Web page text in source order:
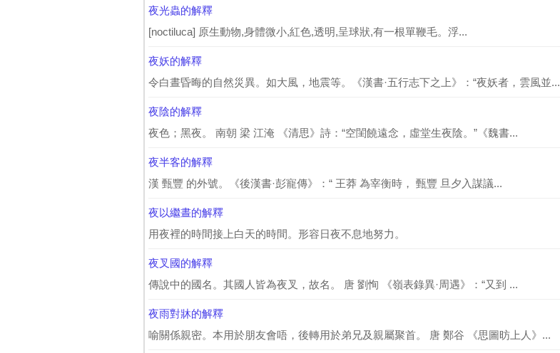
夜光蟲的解釋
[noctiluca] 原生動物,身體微小,紅色,透明,呈球狀,有一根單鞭毛。浮...
夜妖的解釋
令白晝昏晦的自然災異。如大風，地震等。《漢書·五行志下之上》：“夜妖者，雲風並...
夜陰的解釋
夜色；黑夜。 南朝 梁 江淹 《清思》詩：“空閨饒遠念，虛堂生夜陰。”《魏書...
夜半客的解釋
漢 甄豐 的外號。《後漢書·彭寵傳》：“ 王莽 為宰衡時， 甄豐 旦夕入謀議...
夜以繼晝的解釋
用夜裡的時間接上白天的時間。形容日夜不息地努力。
夜叉國的解釋
傳說中的國名。其國人皆為夜叉，故名。 唐 劉恂 《嶺表錄異·周遇》：“又到 ...
夜雨對牀的解釋
喻關係親密。本用於朋友會唔，後轉用於弟兄及親屬聚首。 唐 鄭谷 《思圖昉上人》...